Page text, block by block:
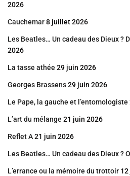
2026
Cauchemar8 juillet 2026
Les Beatles… Un cadeau des Dieux ?
2026
La tasse athée 29 juin 2026
Georges Brassens29 juin 2026
Le Pape, la gauche et l’entomologiste
L’art du mélange 21 juin 2026
Reflet A21 juin 2026
Les Beatles… Un cadeau des Dieux ?
L’errance ou la mémoire du trottoir